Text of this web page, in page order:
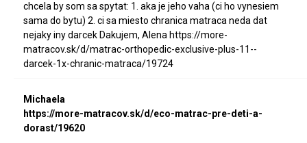
chcela by som sa spytat: 1. aka je jeho vaha (ci ho vynesiem
sama do bytu) 2. ci sa miesto chranica matraca neda dat
nejaky iny darcek Dakujem, Alena https://more-
matracov.sk/d/matrac-orthopedic-exclusive-plus-11--
darcek-1x-chranic-matraca/19724
Michaela
https://more-matracov.sk/d/eco-matrac-pre-deti-a-
dorast/19620